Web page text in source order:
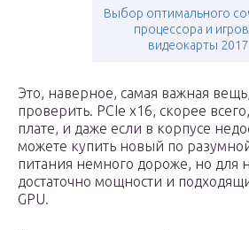
Выбор оптимального
процессора и
видеокарты 2017
Это, наверное, самая важная
проверить. PCIe x16, скорее
плате, и даже если в корпусе
можете купить новый по
питания немного дороже, но для
достаточно мощности и
GPU.